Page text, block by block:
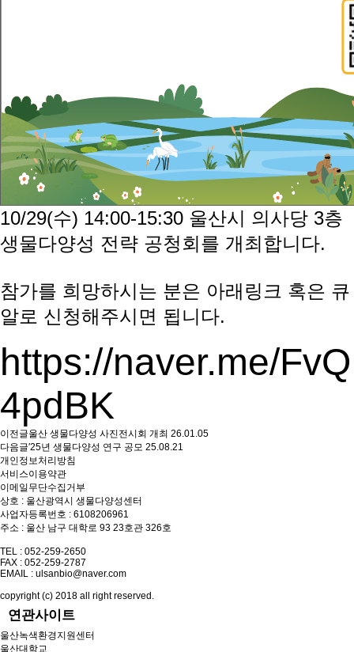
10/29(수) 14:00-15:30 울산시 의사당 3층
생물다양성 전략 공청회를 개최합니다.
참가를 희망하시는 분은 아래링크 혹은 큐
알로 신청해주시면 됩니다.
https://naver.me/FvQ
4pdBK
이전글울산 생물다양성 사진전시회 개최 26.01.05
다음글′25년 생물다양성 연구 공모 25.08.21
개인정보처리방침
서비스이용약관
이메일무단수집거부
상호 : 울산광역시 생물다양성센터
사업자등록번호 : 6108206961
주소 : 울산 남구 대학로 93 23호관 326호
TEL : 052-259-2650
FAX : 052-259-2787
EMAIL : ulsanbio@naver.com
copyright (c) 2018 all right reserved.
연관사이트
울산녹색환경지원센터
울산대학교